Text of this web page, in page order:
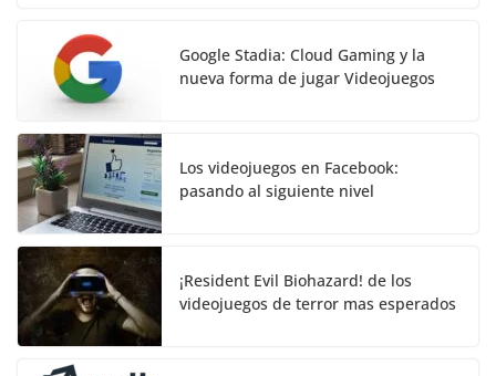
Google Stadia: Cloud Gaming y la
nueva forma de jugar Videojuegos
Los videojuegos en Facebook:
pasando al siguiente nivel
¡Resident Evil Biohazard! de los
videojuegos de terror mas esperados